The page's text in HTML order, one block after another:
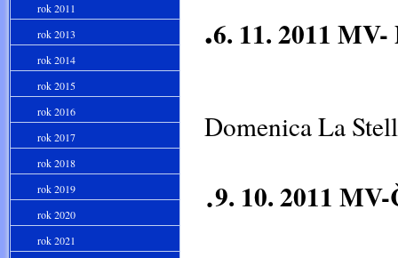
.6. 11. 2011
Domenica La
.9. 10. 2011
rok 2011
rok 2013
rok 2014
rok 2015
rok 2016
rok 2017
rok 2018
rok 2019
rok 2020
rok 2021